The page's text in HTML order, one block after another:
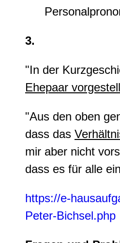
3.
"In der
Ehepaar
"Aus den oben
dass das
mir aber nicht
dass es für alle
https://e-
Peter-Bichsel.php